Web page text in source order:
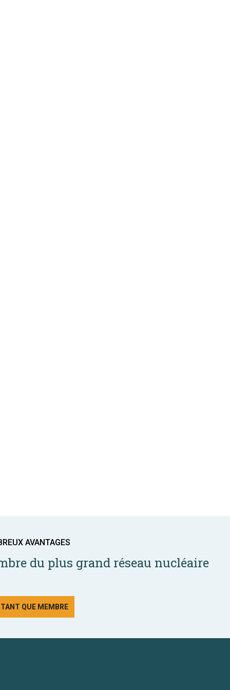
AVANTAGES
du plus grand réseau nucléaire
TANT QUE MEMBRE